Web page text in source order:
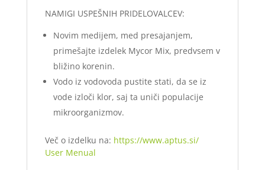
NAMIGI USPEŠNIH PRIDELOVALCEV:
Novim medijem, med presajanjem,
primešajte izdelek Mycor Mix, predvsem v
bližino korenin.
Vodo iz vodovoda pustite stati, da se iz
vode izloči klor, saj ta uniči populacije
mikroorganizmov.
Več o izdelku na: https://www.aptus.si/
User Menual